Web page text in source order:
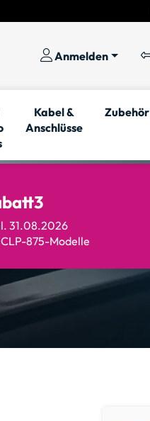
Anmelden
Kabel &
Anschlüsse
Zubehör
31.08.2026
875-Modelle